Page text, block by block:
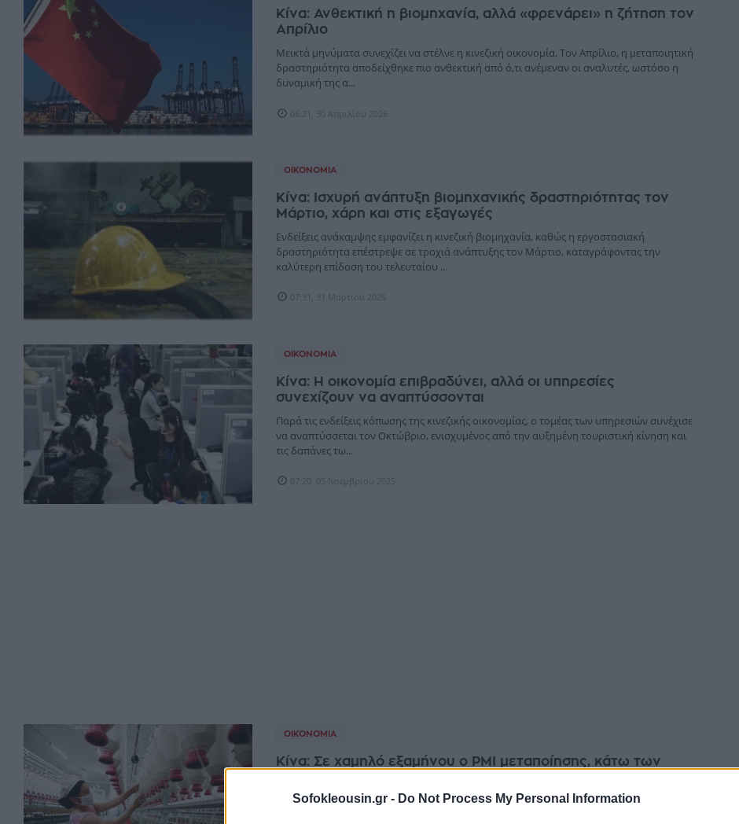
Sofokleousin.gr - Do Not Process My Personal Information
Κίνα: Ανθεκτική η βιομηχανία, αλλά «φρενάρει» η ζήτηση τον
Απρίλιo
Μεικτά μηνύματα συνεχίζει να στέλνε η κινεζική οικονομία. Τον Απρίλιο, η μεταποιητική
δραστηριότητα αποδείχθηκε πιο ανθεκτική από ό,τι ανέμεναν οι αναλυτές, ωστόσο η
δυναμική της α...
06:21, 30 Απριλίου 2026
ΟΙΚΟΝΟΜΊΑ
Κίνα: Ισχυρή ανάπτυξη βιομηχανικής δραστηριότητας τον
Μάρτιο, χάρη και στις εξαγωγές
Ενδείξεις ανάκαμψης εμφανίζει η κινεζική βιομηχανία, καθώς η εργοστασιακή
δραστηριότητα επέστρεψε σε τροχιά ανάπτυξης τον Μάρτιο, καταγράφοντας την
καλύτερη επίδοση του τελευταίου ...
07:31, 31 Μαρτίου 2026
ΟΙΚΟΝΟΜΊΑ
Κίνα: Η οικονομία επιβραδύνει, αλλά οι υπηρεσίες
συνεχίζουν να αναπτύσσονται
Παρά τις ενδείξεις κόπωσης της κινεζικής οικονομίας, ο τομέας των υπηρεσιών συνέχισε
να αναπτύσσεται τον Οκτώβριο, ενισχυμένος από την αυξημένη τουριστική κίνηση και
τις δαπάνες τω...
07:20, 05 Νοεμβρίου 2025
ΟΙΚΟΝΟΜΊΑ
Κίνα: Σε χαμηλό εξαμήνου ο PMI μεταποίησης, κάτω των
Η μεταποιητική δραστηριότητα στην Κίνα συρρικνώθηκε περισσότερο απ’ ό,τι